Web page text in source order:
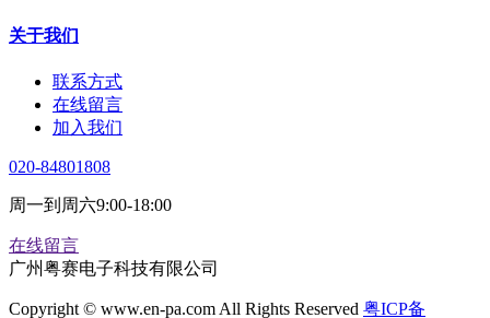
关于我们
联系方式
在线留言
加入我们
020-84801808
周一到周六9:00-18:00
在线留言
广州粤赛电子科技有限公司
Copyright © www.en-pa.com All Rights Reserved 粤ICP备